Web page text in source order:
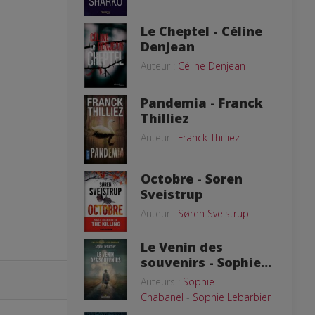
Le Cheptel - Céline
Denjean
Auteur : Céline Denjean
Pandemia - Franck
Thilliez
Auteur : Franck Thilliez
Octobre - Soren
Sveistrup
Auteur : Søren Sveistrup
Le Venin des
souvenirs - Sophie...
Auteurs : Sophie
Chabanel - Sophie Lebarbier